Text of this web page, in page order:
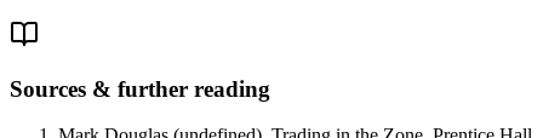
Sources & further reading